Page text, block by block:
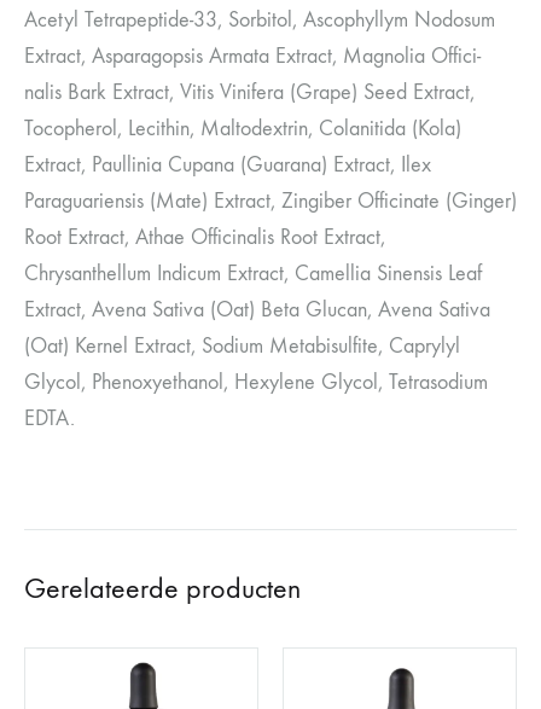
Acetyl Tetrapeptide-33, Sorbitol, Ascophyllym Nodosum
Extract, Asparagopsis Armata Extract, Magnolia Offici-
nalis Bark Extract, Vitis Vinifera (Grape) Seed Extract,
Tocopherol, Lecithin, Maltodextrin, Colanitida (Kola)
Extract, Paullinia Cupana (Guarana) Extract, Ilex
Paraguariensis (Mate) Extract, Zingiber Officinate (Ginger)
Root Extract, Athae Officinalis Root Extract,
Chrysanthellum Indicum Extract, Camellia Sinensis Leaf
Extract, Avena Sativa (Oat) Beta Glucan, Avena Sativa
(Oat) Kernel Extract, Sodium Metabisulfite, Caprylyl
Glycol, Phenoxyethanol, Hexylene Glycol, Tetrasodium
EDTA.
Gerelateerde producten